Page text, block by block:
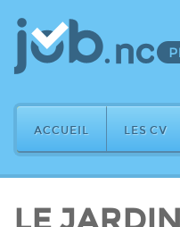
ACCUEIL LES CV
LE